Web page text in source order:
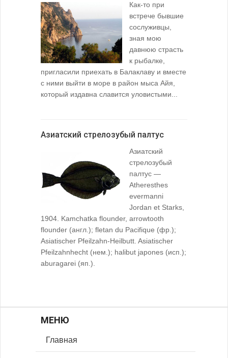
Как-то при
встрече бывшие
сослуживцы,
зная мою
давнюю страсть
к рыбалке,
пригласили приехать в Балаклаву и вместе
с ними выйти в море в район мыса Айя,
который издавна славится уловистыми...
Азиатский стрелозубый палтус
Азиатский
стрелозубый
палтус —
Atheresthes
evermanni
Jordan et Starks,
1904. Kamchatka flounder, arrowtooth
flounder (англ.); fletan du Pacifique (фр.);
Asiatischer Pfeilzahn-Heilbutt. Asiatischer
Pfeilzahnhecht (нем.); halibut japones (исп.);
aburagarei (яп.).
МЕНЮ
Главная